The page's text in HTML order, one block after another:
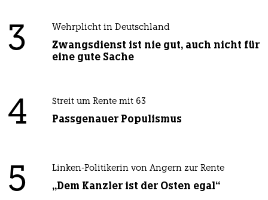
3 Wehrplicht in Deutschland
Zwangsdienst ist nie gut, auch nicht für
eine gute Sache
4 Streit um Rente mit 63
Passgenauer Populismus
5 Linken-Politikerin von Angern zur Rente
„Dem Kanzler ist der Osten egal“